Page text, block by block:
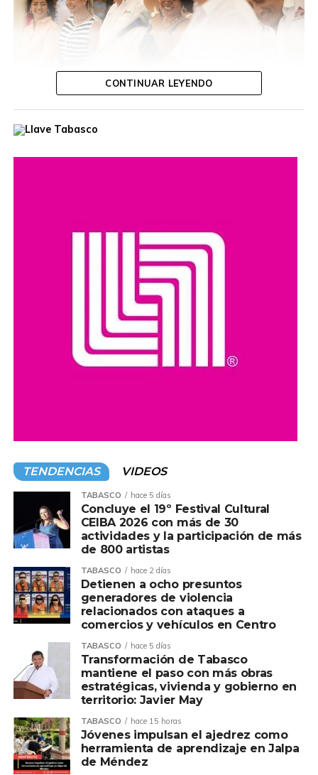
Ante autoridades de la empresa productiva, el presidente
Tras recibir el Vactor, Ovidio Peralta afirmó que el
compromiso de su gobierno es convertir este apoyo en
mejores servicios, mayores oportunidades y más
bienestar para las y los comalcalquenses, al seguir
trabajando con honestidad y vocación de servicio,
poniendo siempre en el centro el bienestar del pueblo.
Subrayó que este camión fue donado a través del
Ante el gerente de Responsabilidad Social de Pemex,
César Raúl Ojeda Zubiera, el alcalde reconoció que esta
iniciativa contribuye al fortalecimiento de las
comunidades de influencia petrolera mediante acciones
orientadas al bienestar social, el desarrollo comunitario
sustentable y el cuidado del medio ambiente,
consolidando una visión de progreso con sentido humano.
Asimismo, afirmó que la política de Pemex entiende que
el desarrollo no solo se mide por la actividad productiva,
sino también por el bienestar de las personas y de las
comunidades que, durante décadas, han contribuido al
crecimiento de la industria energética de nuestro país.
refleja en acciones concretas que generan bienestar y
demuestran que la colaboración entre instituciones puede
traducirse en resultados que transforman la vida del
CONTINUAR LEYENDO
TENDENCIAS VIDEOS
TABASCO hace 5 días
Concluye el 19º Festival Cultural
CEIBA 2026 con más de 30
actividades y la participación de más
de 800 artistas
TABASCO hace 2 días
Detienen a ocho presuntos
generadores de violencia
relacionados con ataques a
comercios y vehículos en Centro
TABASCO hace 5 días
Transformación de Tabasco
mantiene el paso con más obras
estratégicas, vivienda y gobierno en
territorio: Javier May
TABASCO hace 15 horas
Jóvenes impulsan el ajedrez como
herramienta de aprendizaje en Jalpa
de Méndez